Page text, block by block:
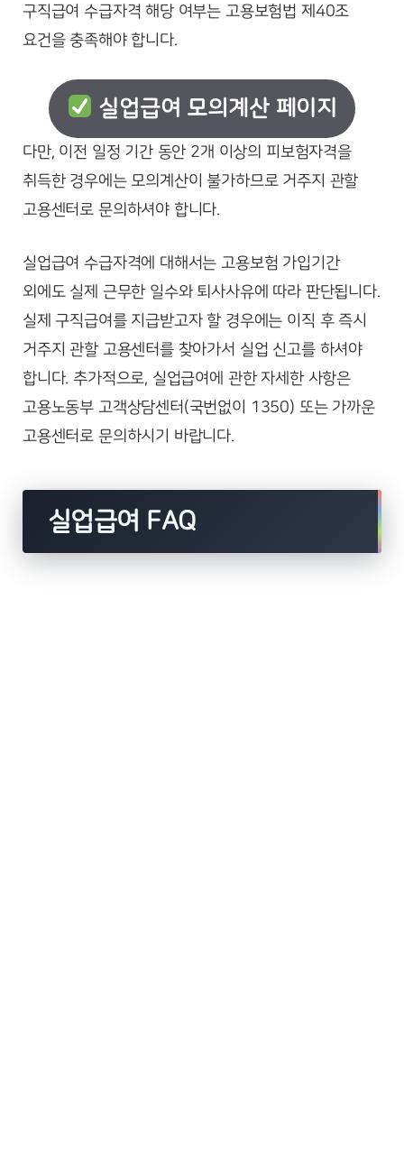
구직급여 수급자격 해당 여부는 고용보험법 제40조
요건을 충족해야 합니다.
실업급여 모의계산 페이지
다만, 이전 일정 기간 동안 2개 이상의 피보험자격을
취득한 경우에는 모의계산이 불가하므로 거주지 관할
고용센터로 문의하셔야 합니다.
실업급여 수급자격에 대해서는 고용보험 가입기간
외에도 실제 근무한 일수와 퇴사사유에 따라 판단됩니다.
실제 구직급여를 지급받고자 할 경우에는 이직 후 즉시
거주지 관할 고용센터를 찾아가서 실업 신고를 하셔야
합니다. 추가적으로, 실업급여에 관한 자세한 사항은
고용노동부 고객상담센터(국번없이 1350) 또는 가까운
고용센터로 문의하시기 바랍니다.
실업급여 FAQ